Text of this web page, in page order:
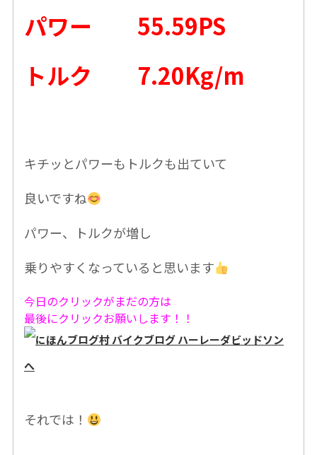
パワー 55.59PS
トルク 7.20Kg/m
キチッとパワーもトルクも出ていて
良いですね
パワー、トルクが増し
乗りやすくなっていると思います
今日のクリックがまだの方は
最後にクリックお願いします！！
それでは！